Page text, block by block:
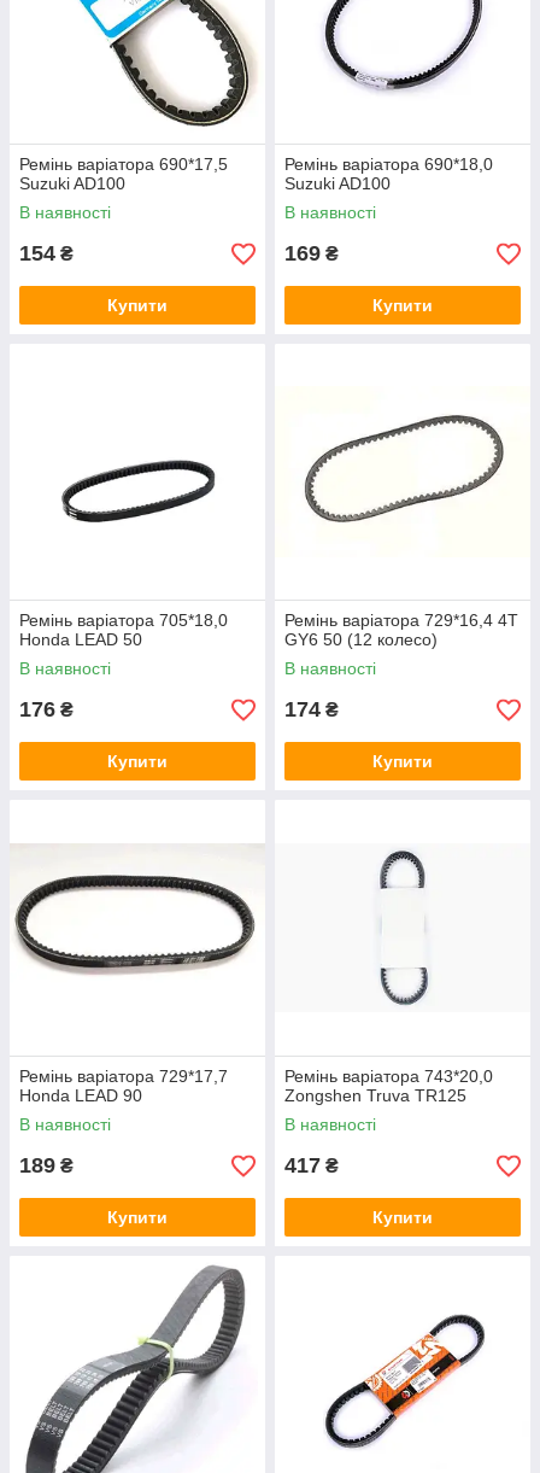
Ремінь варіатора 690*17,5
Suzuki AD100
В наявності
154 ₴
Купити
Ремінь варіатора 690*18,0
Suzuki AD100
В наявності
169 ₴
Купити
Ремінь варіатора 705*18,0
Honda LEAD 50
В наявності
176 ₴
Купити
Ремінь варіатора 729*16,4 4T
GY6 50 (12 колесо)
В наявності
174 ₴
Купити
Ремінь варіатора 729*17,7
Honda LEAD 90
В наявності
189 ₴
Купити
Ремінь варіатора 743*20,0
Zongshen Truva TR125
В наявності
417 ₴
Купити